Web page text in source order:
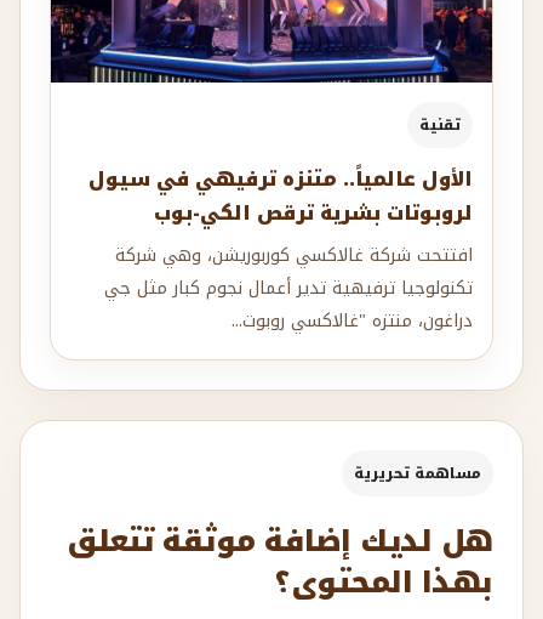
تقنية
الأول عالمياً.. متنزه ترفيهي في سيول
لروبوتات بشرية ترقص الكي-بوب
افتتحت شركة غالاكسي كوربوريشن، وهي شركة
تكنولوجيا ترفيهية تدير أعمال نجوم كبار مثل جي
دراغون، منتزه "غالاكسي روبوت...
مساهمة تحريرية
هل لديك إضافة موثقة تتعلق
بهذا المحتوى؟